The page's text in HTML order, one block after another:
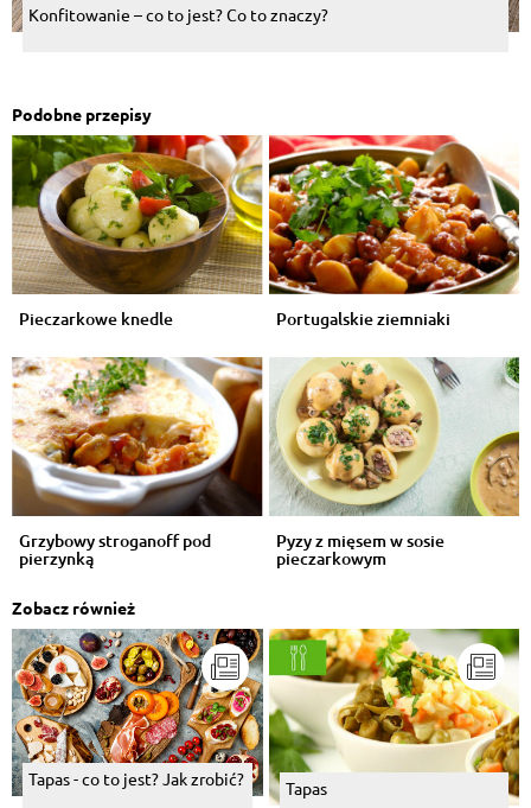
Konfitowanie – co to jest? Co to znaczy?
Podobne przepisy
Pieczarkowe knedle Portugalskie ziemniaki
Grzybowy stroganoff pod
pierzynką
Pyzy z mięsem w sosie
pieczarkowym
Zobacz również
Tapas - co to jest? Jak zrobić? Tapas